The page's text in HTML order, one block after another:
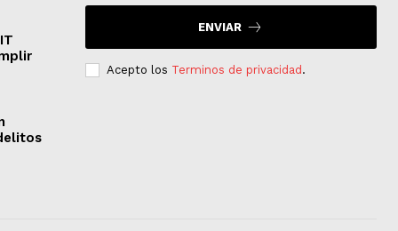
ENVIAR
Acepto los Terminos de privacidad .